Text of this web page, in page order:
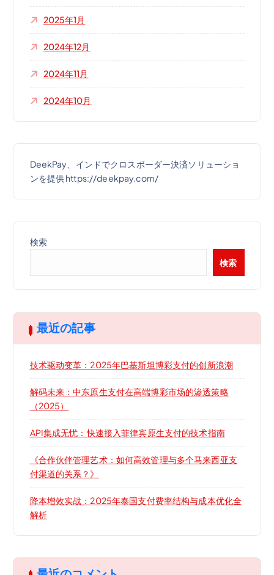
2025年1月
2024年12月
2024年11月
2024年10月
DeekPay、インドでクロスボーダー決済ソリューショ
ンを提供 https://deekpay.com/
検索
検索
最近の記事
技术驱动变革：2025年巴基斯坦博彩支付的创新浪潮
解码未来：中东原生支付在高端博彩市场的渗透策略
（2025）
API集成无忧：快速接入菲律宾原生支付的技术指南
《合作伙伴管理艺术：如何高效管理与多个马来西亚支
付渠道的关系？》
降本增效实战：2025年泰国支付费率结构与成本优化全
解析